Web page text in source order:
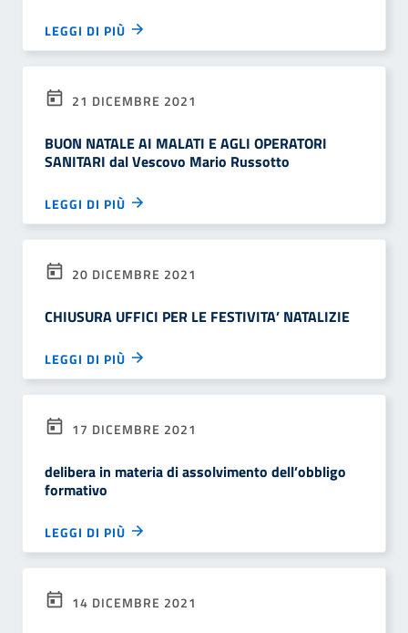
LEGGI DI PIÙ
21 DICEMBRE 2021
BUON NATALE AI MALATI E AGLI OPERATORI
SANITARI dal Vescovo Mario Russotto
LEGGI DI PIÙ
20 DICEMBRE 2021
CHIUSURA UFFICI PER LE FESTIVITA’ NATALIZIE
LEGGI DI PIÙ
17 DICEMBRE 2021
delibera in materia di assolvimento dell’obbligo
formativo
LEGGI DI PIÙ
14 DICEMBRE 2021